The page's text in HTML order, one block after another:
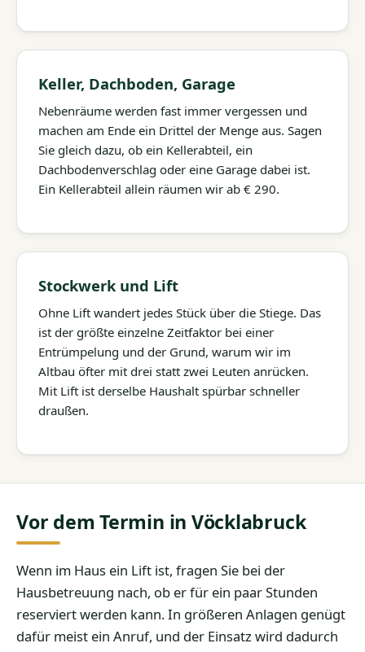
Keller, Dachboden, Garage
Nebenräume werden fast immer vergessen und
machen am Ende ein Drittel der Menge aus. Sagen
Sie gleich dazu, ob ein Kellerabteil, ein
Dachbodenverschlag oder eine Garage dabei ist.
Ein Kellerabteil allein räumen wir ab € 290.
Stockwerk und Lift
Ohne Lift wandert jedes Stück über die Stiege. Das
ist der größte einzelne Zeitfaktor bei einer
Entrümpelung und der Grund, warum wir im
Altbau öfter mit drei statt zwei Leuten anrücken.
Mit Lift ist derselbe Haushalt spürbar schneller
draußen.
Vor dem Termin in Vöcklabruck
Wenn im Haus ein Lift ist, fragen Sie bei der
Hausbetreuung nach, ob er für ein paar Stunden
reserviert werden kann. In größeren Anlagen genügt
dafür meist ein Anruf, und der Einsatz wird dadurch